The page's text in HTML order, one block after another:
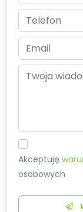
Akceptuję
osobowych